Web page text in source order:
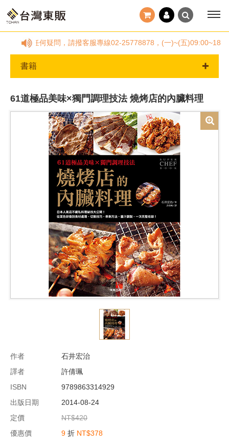
單有任何疑問，請撥客服專線02-25778878，(一)~(五)09:00~18:00
書籍
61道極品美味×獨門調理技法 燒烤店的內臟料理
作者
石井宏治
譯者
許倩珮
ISBN
9789863314929
出版日期
2014-08-24
定價
NT$420
優惠價
9 折 NT$378